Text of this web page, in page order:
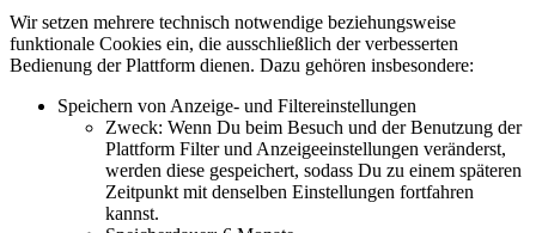
Wir setzen mehrere technisch notwendige beziehungsweise
funktionale Cookies ein, die ausschließlich der verbesserten
Bedienung der Plattform dienen. Dazu gehören insbesondere:
Speichern von Anzeige- und Filtereinstellungen
Zweck: Wenn Du beim Besuch und der Benutzung der
Plattform Filter und Anzeigeeinstellungen veränderst,
werden diese gespeichert, sodass Du zu einem späteren
Zeitpunkt mit denselben Einstellungen fortfahren
kannst.